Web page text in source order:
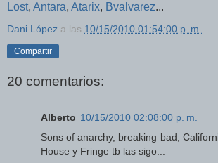
Lost, Antara, Atarix, Bvalvarez...
Dani López a las 10/15/2010 01:54:00 p. m.
Compartir
20 comentarios:
Alberto 10/15/2010 02:08:00 p. m.
Sons of anarchy, breaking bad,
House y Fringe tb las sigo...